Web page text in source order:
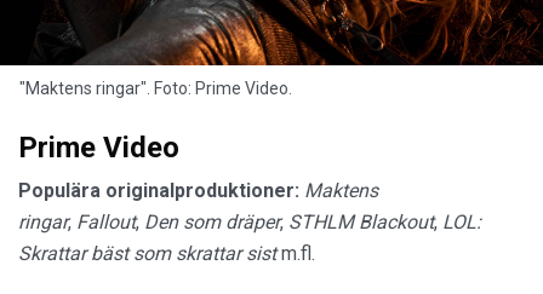
"Maktens ringar". Foto: Prime Video.
Prime Video
Populära originalproduktioner: Maktens
ringar, Fallout, Den som dräper, STHLM Blackout, LOL:
Skrattar bäst som skrattar sistm.fl.